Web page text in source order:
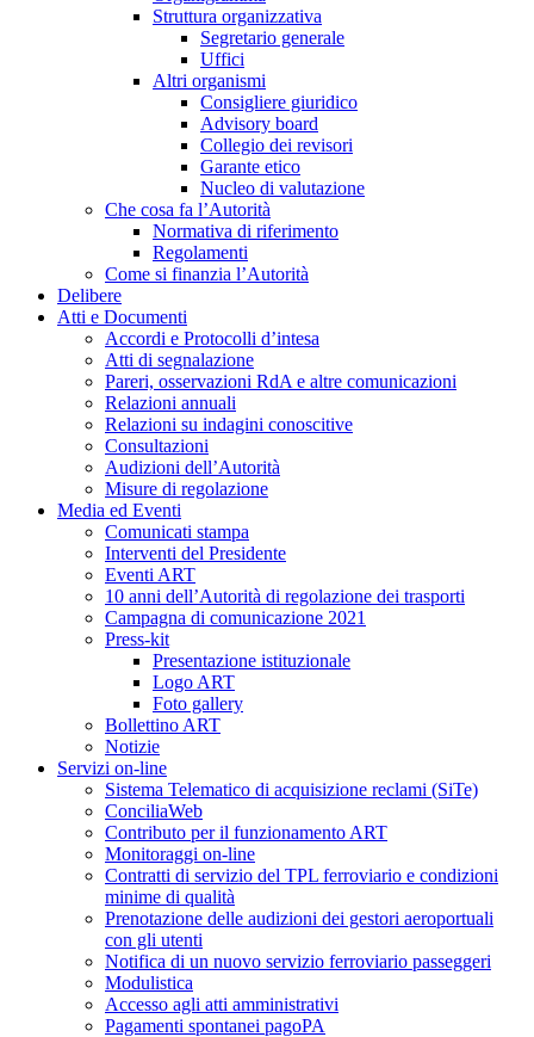
Struttura organizzativa
Segretario generale
Uffici
Altri organismi
Consigliere giuridico
Advisory board
Collegio dei revisori
Garante etico
Nucleo di valutazione
Che cosa fa l’Autorità
Normativa di riferimento
Regolamenti
Come si finanzia l’Autorità
Delibere
Atti e Documenti
Accordi e Protocolli d’intesa
Atti di segnalazione
Pareri, osservazioni RdA e altre comunicazioni
Relazioni annuali
Relazioni su indagini conoscitive
Consultazioni
Audizioni dell’Autorità
Misure di regolazione
Media ed Eventi
Comunicati stampa
Interventi del Presidente
Eventi ART
10 anni dell’Autorità di regolazione dei trasporti
Campagna di comunicazione 2021
Press-kit
Presentazione istituzionale
Logo ART
Foto gallery
Bollettino ART
Notizie
Servizi on-line
Sistema Telematico di acquisizione reclami (SiTe)
ConciliaWeb
Contributo per il funzionamento ART
Monitoraggi on-line
Contratti di servizio del TPL ferroviario e condizioni
minime di qualità
Prenotazione delle audizioni dei gestori aeroportuali
con gli utenti
Notifica di un nuovo servizio ferroviario passeggeri
Modulistica
Accesso agli atti amministrativi
Pagamenti spontanei pagoPA